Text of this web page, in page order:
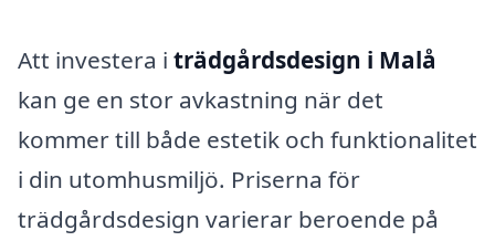
Att investera i trädgårdsdesign i Malå
kan ge en stor avkastning när det
kommer till både estetik och funktionalitet
i din utomhusmiljö. Priserna för
trädgårdsdesign varierar beroende på